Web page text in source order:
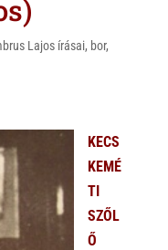
Lajos írásai, bor,
KECS
KEMÉ
TI
SZŐL
Ő